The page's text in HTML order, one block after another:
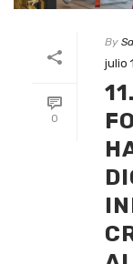
0
By
julio